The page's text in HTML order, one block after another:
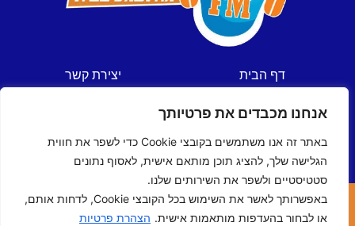
אנחנו מכבדים את פרטיותך
באתר זה אנו משתמשים בקובצי Cookie כדי לשפר את חווית
הגלישה שלך, להציג תוכן מותאם אישית, לאסוף נתונים
סטטיסטיים ולשפר את השירותים שלנו.
באפשרותך לאשר את השימוש בכל הקובצי Cookie, לדחות אותם,
או לבחור בהעדפות מותאמות אישית. הצהרת פרטיות
דף הבית
ספורט
תכניות
לוח שידורים
יצירת קשר
הצהרת נגישות
כל הזכויות שמורות © ל- 90FM